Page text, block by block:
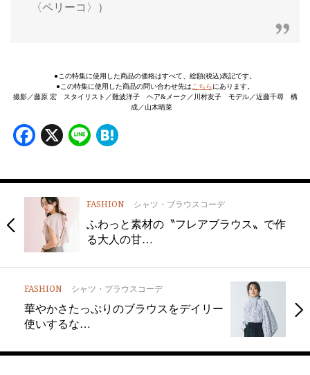
〈ペリーコ〉）
●この特集に使用した商品の価格はすべて、総額(税込)表記です。
●この特集に使用した商品の問い合わせ先はこちらにあります。
撮影／藤原 宏 スタイリスト／難波洋子 ヘア&メーク／川村友子 モデル／近藤千尋 構
成／山木晴菜
Facebook
X Line
FASHION シャツ・ブラウスコーデ
ふわっと素材の〝フレアブラウス〟で作
る大人の甘…
FASHION シャツ・ブラウスコーデ
華やかさたっぷりのブラウスをデイリー
使いするな…